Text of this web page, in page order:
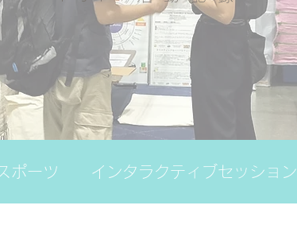
ポーツ インタラクティブセッション